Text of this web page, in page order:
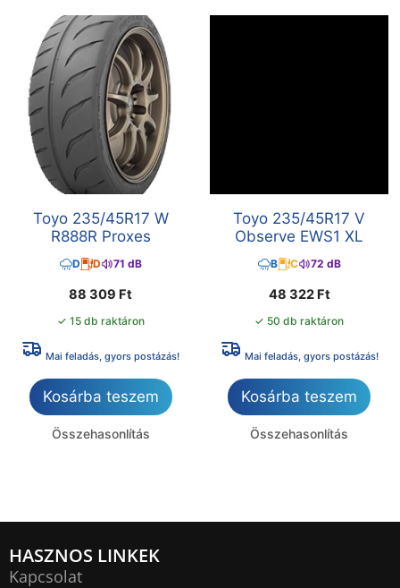
Toyo 235/45R17 W
R888R Proxes
D D 71 dB
88 309 Ft
✓ 15 db raktáron
Mai feladás, gyors postázás!
Kosárba teszem
Összehasonlítás
Toyo 235/45R17 V
Observe EWS1 XL
B C 72 dB
48 322 Ft
✓ 50 db raktáron
Mai feladás, gyors postázás!
Kosárba teszem
Összehasonlítás
HASZNOS LINKEK
Kapcsolat